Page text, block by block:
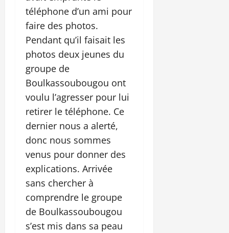
téléphone d’un ami pour
faire des photos.
Pendant qu’il faisait les
photos deux jeunes du
groupe de
Boulkassoubougou ont
voulu l’agresser pour lui
retirer le téléphone. Ce
dernier nous a alerté,
donc nous sommes
venus pour donner des
explications. Arrivée
sans chercher à
comprendre le groupe
de Boulkassoubougou
s’est mis dans sa peau